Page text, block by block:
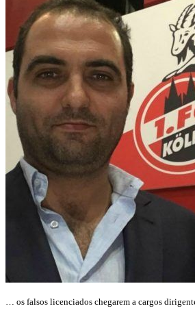
… os falsos licenciados chegarem a cargos